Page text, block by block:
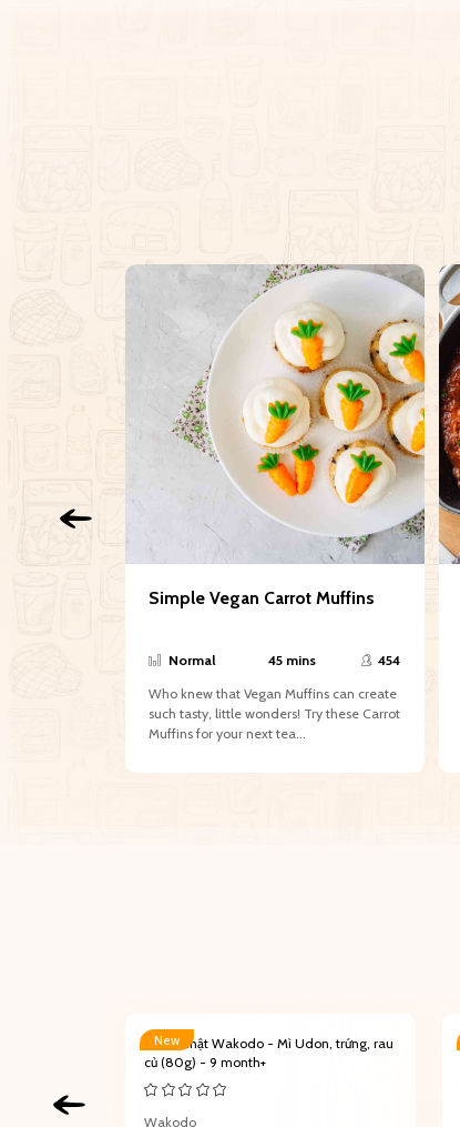
Simple Vegan Carrot Muffins
Normal 45 mins 454
Who knew that Vegan Muffins can create
such tasty, little wonders! Try these Carrot
Muffins for your next tea...
New
Cháo Nhật Wakodo - Mì Udon, trứng, rau
củ (80g) - 9 month+
Wakodo